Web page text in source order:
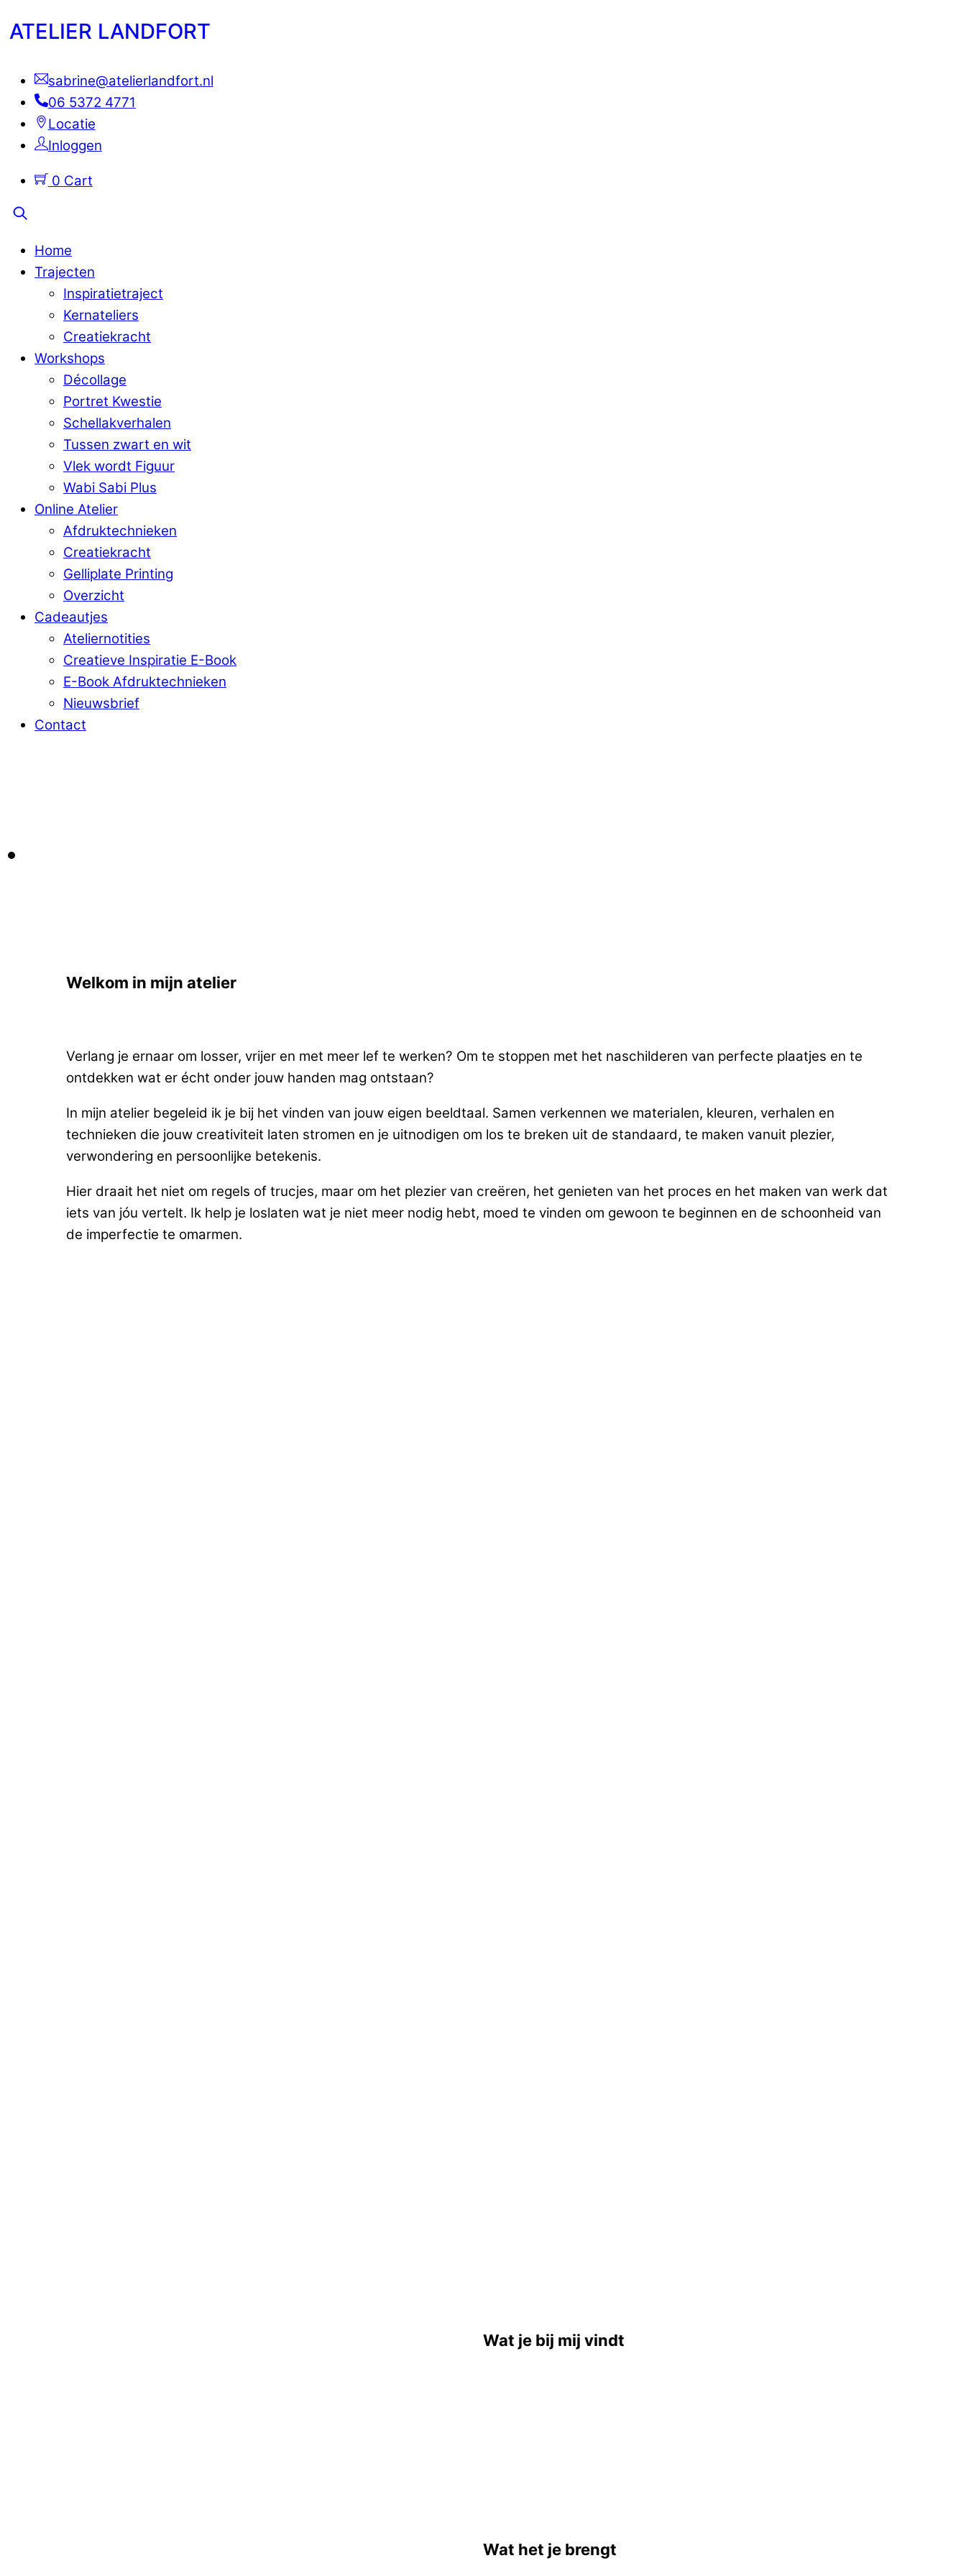
to
ATELIER LANDFORT
sabrine@atelierlandfort.nl
06 5372 4771
Locatie
Inloggen
0 Cart
Home
Trajecten
Inspiratietraject
Kernateliers
Creatiekracht
Workshops
Décollage
Portret Kwestie
Schellakverhalen
Tussen zwart en wit
Vlek wordt Figuur
Wabi Sabi Plus
Online Atelier
Afdruktechnieken
Creatiekracht
Gelliplate Printing
Overzicht
Cadeautjes
Ateliernotities
Creatieve Inspiratie E-Book
E-Book Afdruktechnieken
Nieuwsbrief
Contact
Welkom in mijn atelier
Verlang je ernaar om losser, vrijer en met meer lef te werken? Om te stoppen met het naschilderen van perfecte plaatjes en te
ontdekken wat er écht onder jouw handen mag ontstaan?
In mijn atelier begeleid ik je bij het vinden van jouw eigen beeldtaal. Samen verkennen we materialen, kleuren, verhalen en
technieken die jouw creativiteit laten stromen en je uitnodigen om los te breken uit de standaard, te maken vanuit plezier,
verwondering en persoonlijke betekenis.
Hier draait het niet om regels of trucjes, maar om het plezier van creëren, het genieten van het proces en het maken van werk dat
iets van jóu vertelt. Ik help je loslaten wat je niet meer nodig hebt, moed te vinden om gewoon te beginnen en de schoonheid van
de imperfectie te omarmen.
Wat je bij mij vindt
Wat het je brengt